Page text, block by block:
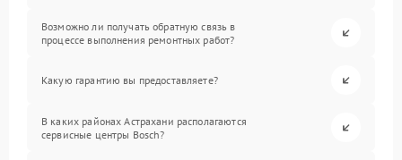
Возможно ли получать обратную связь в
процессе выполнения ремонтных работ?
Какую гарантию вы предоставляете?
В каких районах Астрахани располагаются
сервисные центры Bosch?